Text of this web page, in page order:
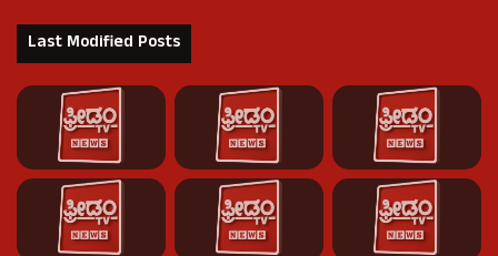
Last Modified Posts